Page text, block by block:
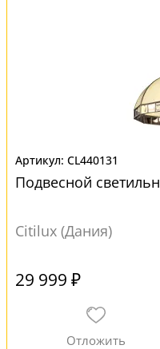
CL440131
Подвесной
Citilux (Дания)
29 999 ₽